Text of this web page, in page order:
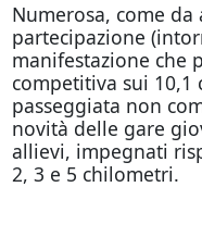
Numerosa, come
partecipazione
manifestazione che
competitiva sui 10,1
passeggiata non
novità delle gare
allievi, impegnati
2, 3 e 5 chilometri.